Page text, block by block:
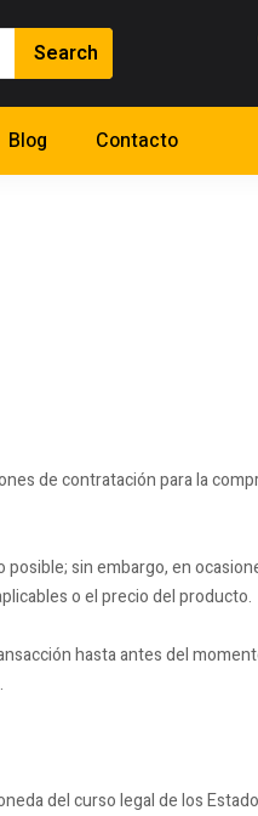
Blog Contacto
de contratación para la
sin embargo, en
o el precio del producto.
hasta antes del
del curso legal de los